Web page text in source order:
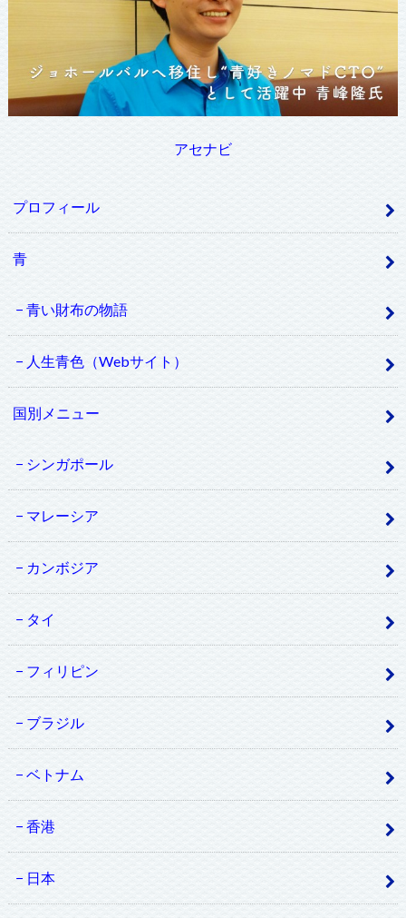
アセナビ
プロフィール
青
青い財布の物語
人生青色（Webサイト）
国別メニュー
シンガポール
マレーシア
カンボジア
タイ
フィリピン
ブラジル
ベトナム
香港
日本